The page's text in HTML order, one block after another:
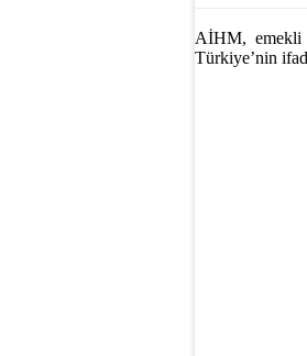
AİHM, emekli
Türkiye’nin